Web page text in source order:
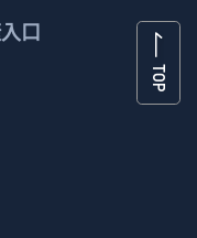
口
TOP